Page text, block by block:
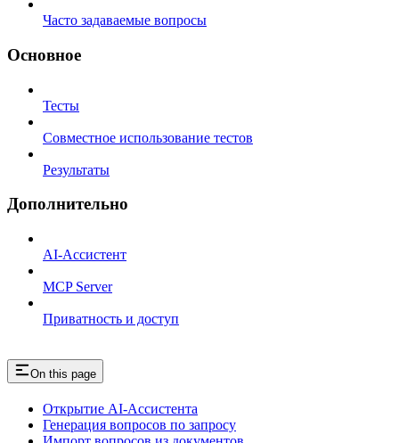
Часто задаваемые вопросы
Основное
Тесты
Совместное использование тестов
Результаты
Дополнительно
AI-Ассистент
MCP Server
Приватность и доступ
On this page
Открытие AI-Ассистента
Генерация вопросов по запросу